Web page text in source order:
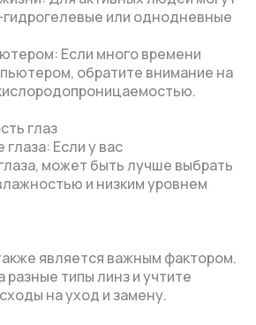
или однодневные
Если много времени
обратите внимание на
глаз
Если у вас
может быть лучше выбрать
и низким уровнем
является важным фактором.
типы линз и учтите
на уход и замену.